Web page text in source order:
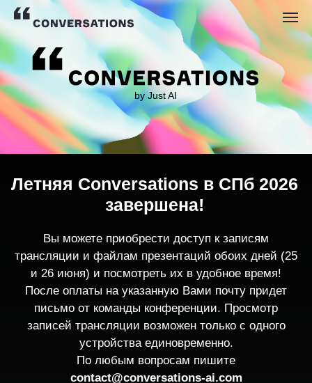
by Just AI
трансляции и файлам презентаций обоих дней (25
После оплаты на указанную Вами почту придет
записей трансляции возможен только с одного
устройства единовременно.
По любым вопросам пишите
contact@conversations-ai.co m
Летняя Conversations в СПб 2026
завершена!
Ждем вас 2 декабря на
Conversations 2026 в Москве